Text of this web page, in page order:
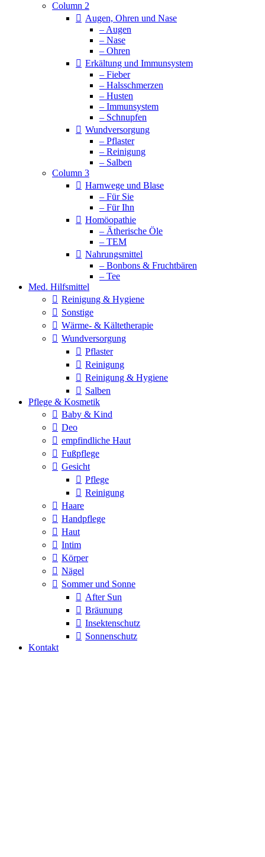
Column 2
Augen, Ohren und Nase
– Augen
– Nase
– Ohren
Erkältung und Immunsystem
– Fieber
– Halsschmerzen
– Husten
– Immunsystem
– Schnupfen
Wundversorgung
– Pflaster
– Reinigung
– Salben
Column 3
Harnwege und Blase
– Für Sie
– Für Ihn
Homöopathie
– Ätherische Öle
– TEM
Nahrungsmittel
– Bonbons & Fruchtbären
– Tee
Med. Hilfsmittel
Reinigung & Hygiene
Sonstige
Wärme- & Kältetherapie
Wundversorgung
Pflaster
Reinigung
Reinigung & Hygiene
Salben
Pflege & Kosmetik
Baby & Kind
Deo
empfindliche Haut
Fußpflege
Gesicht
Pflege
Reinigung
Haare
Handpflege
Haut
Intim
Körper
Nägel
Sommer und Sonne
After Sun
Bräunung
Insektenschutz
Sonnenschutz
Kontakt